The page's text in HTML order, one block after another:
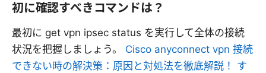
初に確認すべきコマンドは？
最初に get vpn ipsec status を実行して全体の接続
状況を把握しましょう。 Cisco anyconnect vpn 接続
できない時の解決策：原因と対処法を徹底解説！ す